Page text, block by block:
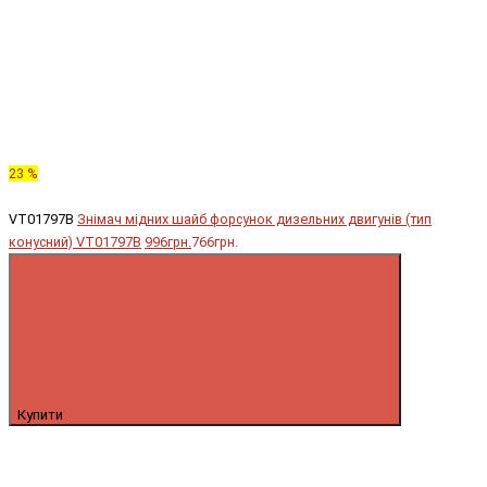
23 %
VT01797B Знімач мідних шайб форсунок дизельних двигунів (тип
конусний) VT01797B 996грн. 766грн.
Купити